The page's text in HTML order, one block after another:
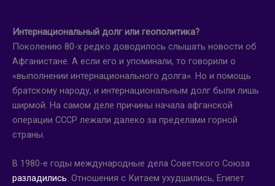
Интернациональный долг или геополитика?
Поколению 80-х редко доводилось слышать новости об
Афганистане. А если его и упоминали, то говорили о
«выполнении интернационального долга». Но и помощь
братскому народу, и интернациональным долг были лишь
ширмой. На самом деле причины начала афганской
операции СССР лежали далеко за пределами горной
страны.
В 1980-е годы международные дела Советского Союза
разладились. Отношения с Китаем ухудшились, Египет